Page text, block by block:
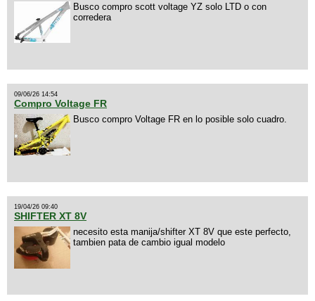
Busco compro scott voltage YZ solo LTD o con
corredera
09/06/26 14:54
Compro Voltage FR
Busco compro Voltage FR en lo posible solo cuadro.
19/04/26 09:40
SHIFTER XT 8V
necesito esta manija/shifter XT 8V que este perfecto,
tambien pata de cambio igual modelo